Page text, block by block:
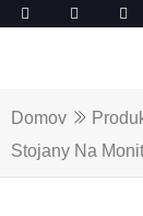
Domov
Stojany Na